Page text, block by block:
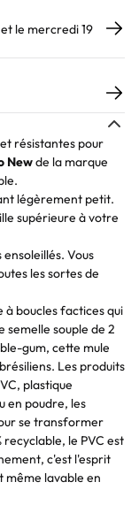
le mercredi 19
résistantes pour
Newde la marque
légèrement petit.
supérieure à votre
Vous
les sortes de
à boucles factices qui
semelle souple de 2
gum, cette mule
Les produits
plastique
en poudre, les
se transformer
le PVC est
c'est l'esprit
même lavable en